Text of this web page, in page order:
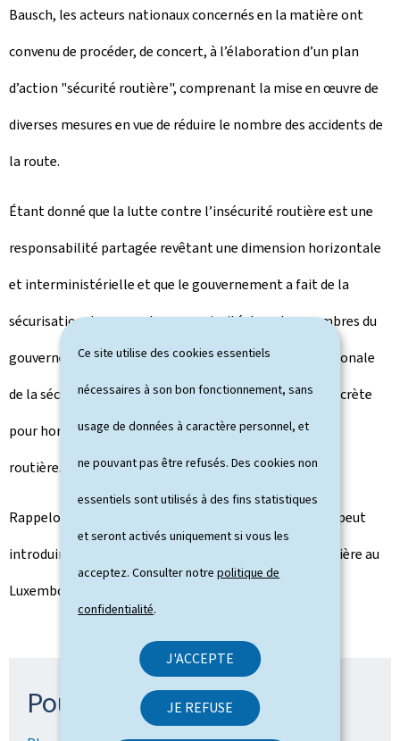
Ce site utilise des cookies essentiels
nécessaires à son bon fonctionnement, sans
usage de données à caractère personnel, et
ne pouvant pas être refusés. Des cookies non
essentiels sont utilisés à des fins statistiques
et seront activés uniquement si vous les
acceptez. Consulter notrepolitique de
confidentialité.
J'ACCEPTE
JE REFUSE
Bausch, les acteurs nationaux concernés en la matière ont
convenu de procéder, de concert, à l’élaboration d’un plan
d’action "sécurité routière", comprenant la mise en œuvre de
diverses mesures en vue de réduire le nombre des accidents de
la route.
Étant donné que la lutte contre l’insécurité routière est une
responsabilité partagée revêtant une dimension horizontale
et interministérielle et que le gouvernement a fait de la
sécurisation de nos routes une priorité, tous les membres du
gouvernement ont convenu de signer une "Charte nationale
de la sécurité routière" et de prendre une initiative concrète
pour honorer leur engagement en matière de sécurité
routière.
Rappelons également que toute personne intéressée peut
introduire ses suggestions concernant la sécurité routière au
Luxembourg sur le site www.mddi.lu.
Pour en savoir plus